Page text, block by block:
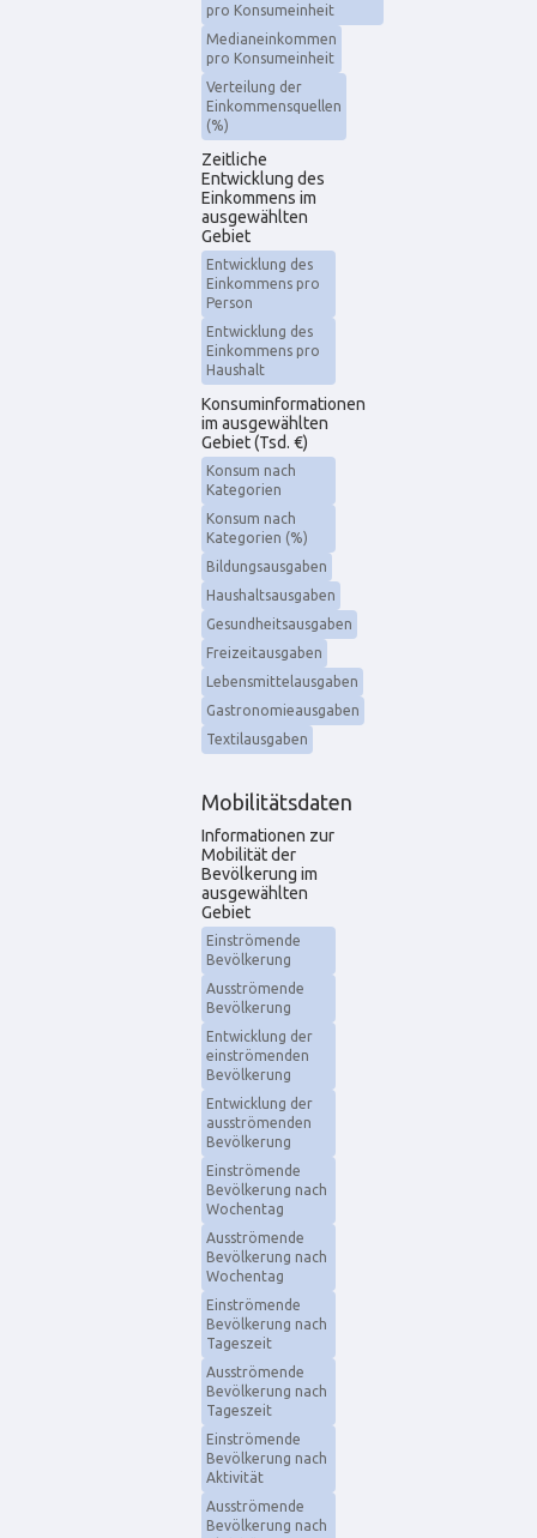
pro Konsumeinheit
Medianeinkommen
pro Konsumeinheit
Verteilung der
Einkommensquellen
(%)
Zeitliche
Entwicklung des
Einkommens im
ausgewählten
Gebiet
Entwicklung des
Einkommens pro
Person
Entwicklung des
Einkommens pro
Haushalt
Konsuminformationen
im ausgewählten
Gebiet (Tsd. €)
Konsum nach
Kategorien
Konsum nach
Kategorien (%)
Bildungsausgaben
Haushaltsausgaben
Gesundheitsausgaben
Freizeitausgaben
Lebensmittelausgaben
Gastronomieausgaben
Textilausgaben
Mobilitätsdaten
Informationen zur
Mobilität der
Bevölkerung im
ausgewählten
Gebiet
Einströmende
Bevölkerung
Ausströmende
Bevölkerung
Entwicklung der
einströmenden
Bevölkerung
Entwicklung der
ausströmenden
Bevölkerung
Einströmende
Bevölkerung nach
Wochentag
Ausströmende
Bevölkerung nach
Wochentag
Einströmende
Bevölkerung nach
Tageszeit
Ausströmende
Bevölkerung nach
Tageszeit
Einströmende
Bevölkerung nach
Aktivität
Ausströmende
Bevölkerung nach